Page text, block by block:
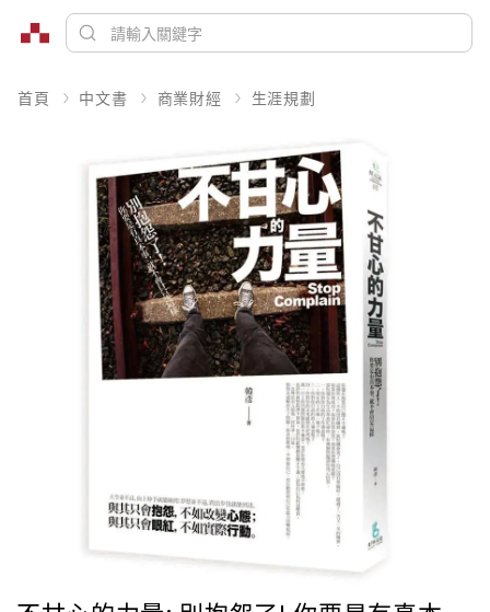
首頁 中文書 商業財經 生涯規劃